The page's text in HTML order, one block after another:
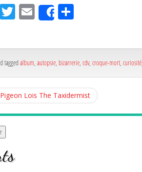
ce
Tw
itt
Em
ail
Share
Pa
r
tagged album autopsie bizarrerie cdv, croque-mort curiosité
Lois The Taxidermist